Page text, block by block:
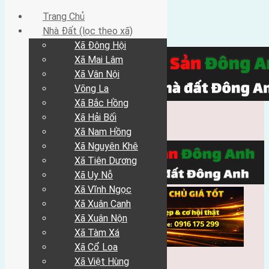
Trang Chủ
Trang Chủ
Nhà Đất (lọc theo xã)
Xã Đông Hội
Xã Mai Lâm
Xã Vân Nội
Võng La
Xã Bắc Hồng
Xã Hải Bối
Xã Nam Hồng
Xã Nguyên Khê
Xã Tiên Dương
Xã Uy Nỗ
Xã Vĩnh Ngọc
Xã Xuân Canh
Xã Xuân Nộn
Xã Tàm Xá
Xã Cổ Loa
Xã Việt Hùng